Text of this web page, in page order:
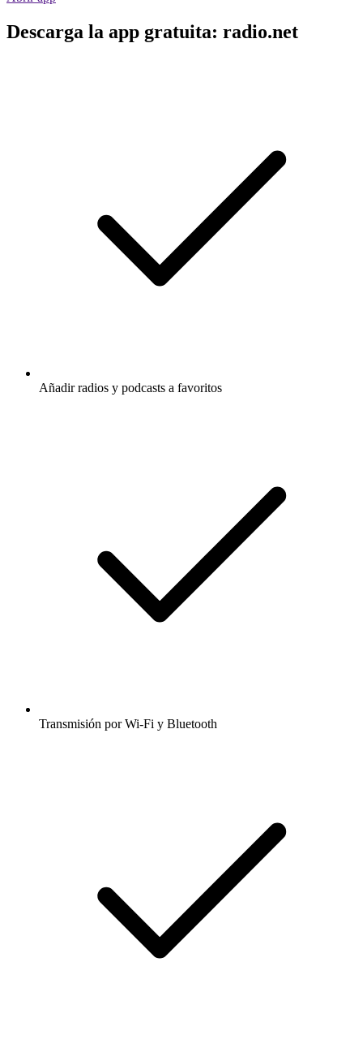
Descarga la app gratuita: radio.net
Añadir radios y podcasts a favoritos
Transmisión por Wi-Fi y Bluetooth